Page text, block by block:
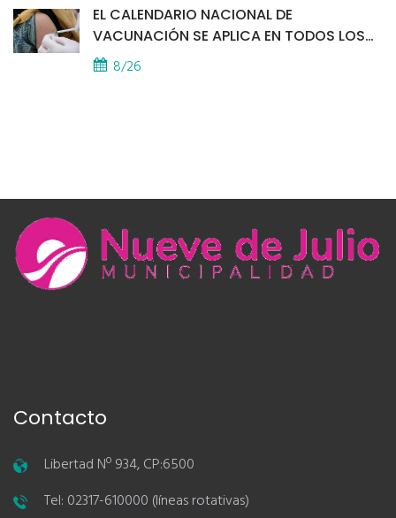
EL CALENDARIO NACIONAL DE
VACUNACIÓN SE APLICA EN TODOS LOS
CAPS
8/26
Contacto
Libertad Nº 934, CP:6500
Tel: 02317-610000 (líneas rotativas)